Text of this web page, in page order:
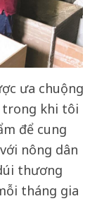
ưa chuộng
trong khi tôi
để cung
nông dân
thương
tháng gia